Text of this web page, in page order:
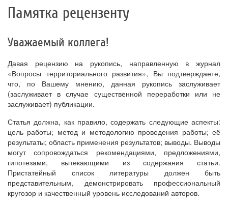
Памятка рецензенту
Уважаемый коллега!
Давая рецензию на рукопись, направленную в журнал
«Вопросы территориального развития», Вы подтверждаете,
что, по Вашему мнению, данная рукопись заслуживает
(заслуживает в случае существенной переработки или не
заслуживает) публикации.
Статья должна, как правило, содержать следующие аспекты:
цель работы; метод и методологию проведения работы; её
результаты; область применения результатов; выводы. Выводы
могут сопровождаться рекомендациями, предложениями,
гипотезами, вытекающими из содержания статьи.
Пристатейный список литературы должен быть
представительным, демонстрировать профессиональный
кругозор и качественный уровень исследований авторов.